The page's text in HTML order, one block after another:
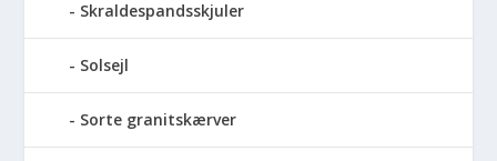
Skraldespandsskjuler
Solsejl
Sorte granitskærver